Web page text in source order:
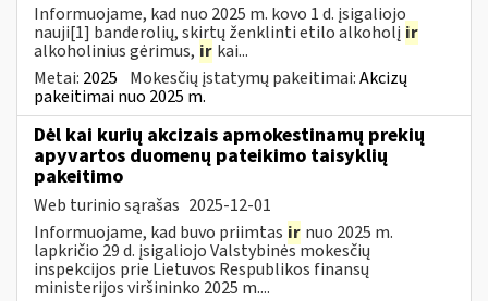
Informuojame, kad nuo 2025 m. kovo 1 d. įsigaliojo
nauji[1] banderolių, skirtų ženklinti etilo alkoholį ir
alkoholinius gėrimus, ir kai...
Metai: 2025 Mokesčių įstatymų pakeitimai:Akcizų
pakeitimai nuo 2025 m.
Dėl kai kurių akcizais apmokestinamų prekių
apyvartos duomenų pateikimo taisyklių
pakeitimo
Web turinio sąrašas 2025-12-01
Informuojame, kad buvo priimtas ir nuo 2025 m.
lapkričio 29 d. įsigaliojo Valstybinės mokesčių
inspekcijos prie Lietuvos Respublikos finansų
ministerijos viršininko 2025 m....